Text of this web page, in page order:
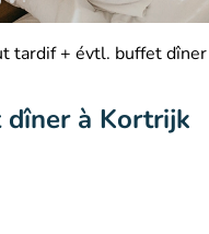
tardif + évtl. buffet
à Kortrijk